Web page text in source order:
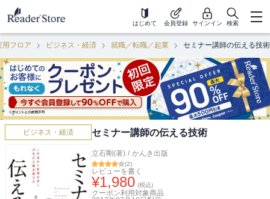
はじめて 会員登録 サインイン 検索
用フロア ビジネス・経済 就職／転職／起業 セミナー講師の伝える技術
ビジネス・経済 セミナー講師の伝える技術
立石剛(著) / かんき出版
(2)
レビューを書く
¥1,980 (税込)
クーポン利用対象商品